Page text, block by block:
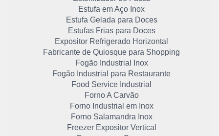
Estufa em Aço Inox
Estufa Gelada para Doces
Estufas Frias para Doces
Expositor Refrigerado Horizontal
Fabricante de Quiosque para Shopping
Fogão Industrial Inox
Fogão Industrial para Restaurante
Food Service Industrial
Forno A Carvão
Forno Industrial em Inox
Forno Salamandra Inox
Freezer Expositor Vertical